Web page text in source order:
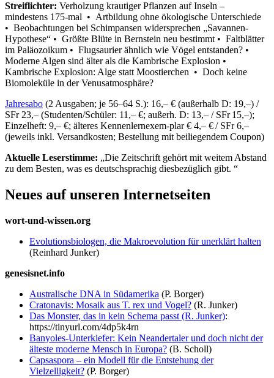
Streiflichter: Verholzung krautiger Pflanzen auf Inseln –
mindestens 175-mal • Artbildung ohne ökologische Unterschiede
• Beobachtungen bei Schimpansen widersprechen „Savannen-
Hypothese“ • Größte Blüte in Bernstein neu bestimmt • Faltblätter
im Paläozoikum • Flugsaurier ähnlich wie Vögel entstanden? •
Moderne Algen sind älter als die Kambrische Explosion •
Kambrische Explosion: Alge statt Moostierchen • Doch keine
Biomoleküle in der Venusatmosphäre?
Jahresabo (2 Ausgaben; je 56–64 S.): 16,– € (außerhalb D: 19,–) /
SFr 23,– (Studenten/Schüler: 11,– €; außerh. D: 13,– / SFr 15,–);
Einzelheft: 9,– €; älteres Kennenlernexem-plar € 4,– € / SFr 6,–
(jeweils inkl. Versandkosten; Bestellung mit beiliegendem Coupon)
Aktuelle Leserstimme: „Die Zeitschrift gehört mit weitem Abstand
zu dem Besten, was es deutschsprachig diesbezüglich gibt. “
Neues auf unseren Internetseiten
wort-und-wissen.org
Evolutionsbiologen, die Makroevolution für unerklärt halten
(Reinhard Junker)
genesisnet.info
Australische DNA in Südamerika (P. Borger)
Cratonavis: Mosaik aus T. rex und Vogel? (R. Junker)
Das Monster, das in kein Schema passt (R. Junker):
https://tinyurl.com/4dp5k4rn
Banyoles-Unterkiefer: Kein Neandertaler und doch nicht der
älteste moderne Mensch in Europa? (B. Scholl)
Capsaspora – ein Modell für die Entstehung der
Vielzelligkeit? (P. Borger)